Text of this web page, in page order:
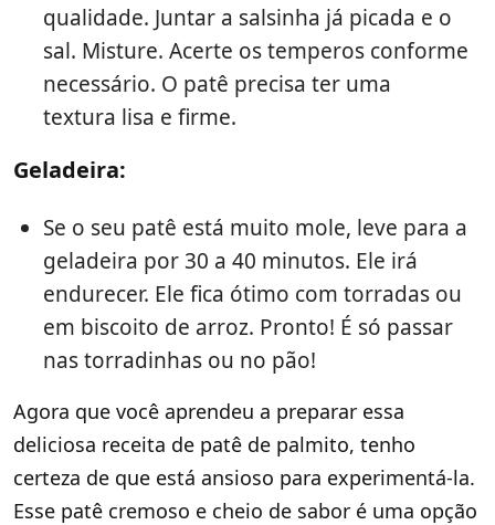
qualidade. Juntar a salsinha já picada e o
sal. Misture. Acerte os temperos conforme
necessário. O patê precisa ter uma
textura lisa e firme.
Geladeira:
Se o seu patê está muito mole, leve para a
geladeira por 30 a 40 minutos. Ele irá
endurecer. Ele fica ótimo com torradas ou
em biscoito de arroz. Pronto! É só passar
nas torradinhas ou no pão!
Agora que você aprendeu a preparar essa
deliciosa receita de patê de palmito, tenho
certeza de que está ansioso para experimentá-la.
Esse patê cremoso e cheio de sabor é uma opção